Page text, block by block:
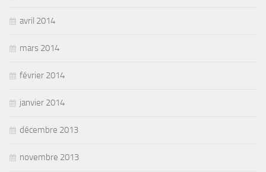
avril 2014
mars 2014
février 2014
janvier 2014
décembre 2013
novembre 2013